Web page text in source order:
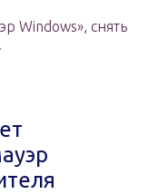
Windows», снять